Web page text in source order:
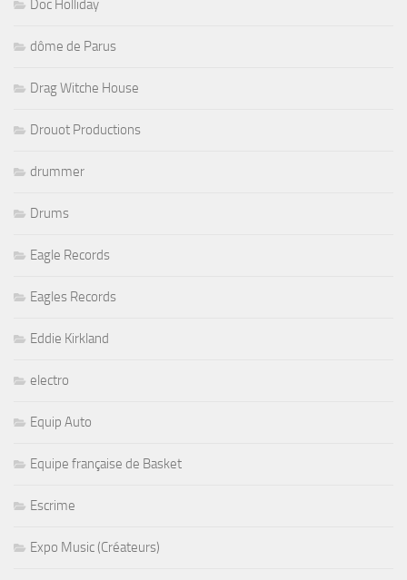
Doc Holliday
dôme de Parus
Drag Witche House
Drouot Productions
drummer
Drums
Eagle Records
Eagles Records
Eddie Kirkland
electro
Equip Auto
Equipe française de Basket
Escrime
Expo Music (Créateurs)